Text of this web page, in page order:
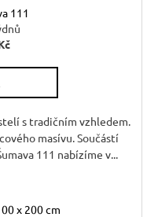
111
s tradičním vzhledem.
masívu. Součástí
111 nabízíme v...
x 200 cm